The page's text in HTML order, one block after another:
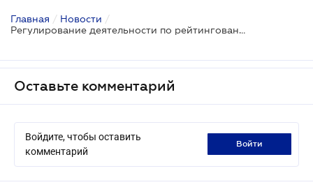
Главная / Новости /
Регулирование деятельности по рейтингованию может быть существенно скорректировано
Оставьте комментарий
Войдите, чтобы оставить
комментарий
войти